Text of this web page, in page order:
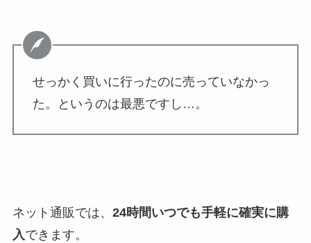
せっかく買いに行ったのに売っていなかっ
た。というのは最悪ですし…。
ネット通販では、 24時間いつでも手軽に確実に購
入できます。